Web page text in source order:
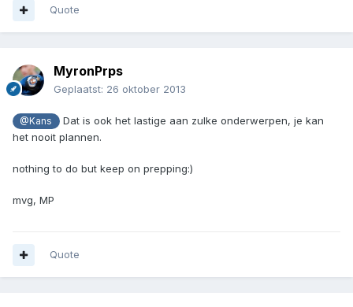
Quote
MyronPrps
Geplaatst: 26 oktober 2013
@Kans
Dat is ook het lastige aan zulke onderwerpen, je kan
het nooit plannen.
nothing to do but keep on prepping:)
mvg, MP
Quote